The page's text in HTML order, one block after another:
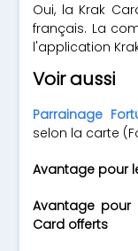
Oui, la Krak
français. La
l'application
Voir aussi
Parrainage
selon la carte
Avantage pour
Avantage pour
Card offerts